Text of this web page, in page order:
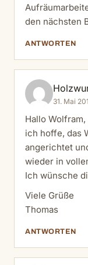
den nächsten
ANTWORTEN
31. Mai
Hallo Wolfram,
ich hoffe, das
angerichtet
wieder in
Ich wünsche
Viele Grüße
Thomas
ANTWORTEN